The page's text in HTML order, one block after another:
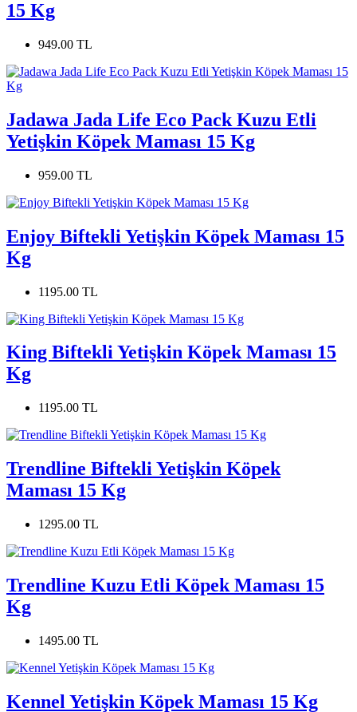
15 Kg
949.00 TL
Jadawa Jada Life Eco Pack Kuzu Etli
Yetişkin Köpek Maması 15 Kg
959.00 TL
Enjoy Biftekli Yetişkin Köpek Maması 15
Kg
1195.00 TL
King Biftekli Yetişkin Köpek Maması 15
Kg
1195.00 TL
Trendline Biftekli Yetişkin Köpek
Maması 15 Kg
1295.00 TL
Trendline Kuzu Etli Köpek Maması 15
Kg
1495.00 TL
Kennel Yetişkin Köpek Maması 15 Kg